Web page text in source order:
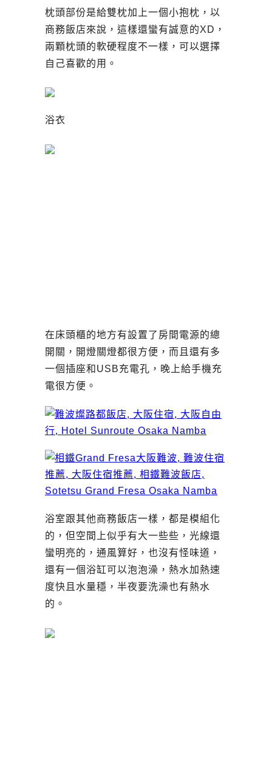
枕頭部份是給雙枕加上一個小抱枕，以
商務飯店來說，這樣還蠻有誠意的XD，
兩顆枕頭的軟硬程度不一樣，可以選擇
自己喜歡的用。
浴衣
在床頭櫃的地方有設置了房間電源的總
開關，開燈關燈都很方便，而且還有多
一個插座和USB充電孔，晚上給手機充
電很方便。
浴室跟其他商務飯店一樣，都是模組化
的，但空間上似乎有大一些些，光線還
蠻明亮的，通風算好，也沒有怪味道，
還有一個浴缸可以泡泡澡，熱水加熱速
度快且水量穩，半夜要洗澡也有熱水
的。